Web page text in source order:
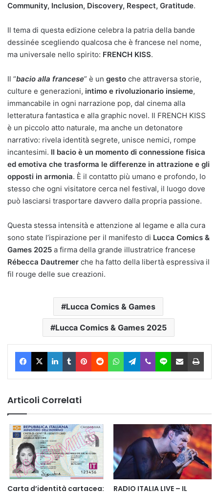
Community, Inclusion, Discovery, Respect, Gratitude.
Il tema di questa edizione celebra la patria della bande
dessinée scegliendo qualcosa che è francese nel nome,
ma universale nello spirito: FRENCH KISS.
Il “bacio alla francese” è un gesto che attraversa storie,
culture e generazioni, intimo e rivoluzionario insieme,
immancabile in ogni narrazione pop, dal cinema alla
letteratura fantastica e alla graphic novel. Il FRENCH KISS
è un piccolo atto naturale, ma anche un detonatore
narrativo: rivela identità segrete, unisce nemici, rompe
incantesimi. Il bacio è un momento di connessione fisica
ed emotiva che trasforma le differenze in attrazione e gli
opposti in armonia. È il contatto più umano e profondo, lo
stesso che ogni visitatore cerca nel festival, il luogo dove
può lasciarsi trasportare davvero dalla propria passione.
Questa stessa intensità e attenzione al legame e alla cura
sono state l’ispirazione per il manifesto di Lucca Comics &
Games 2025 a firma della grande illustratrice francese
Rébecca Dautremer che ha fatto della libertà espressiva il
fil rouge delle sue creazioni.
Lucca Comics & Games
Lucca Comics & Games 2025
Facebook
X LinkedIn
TumblrPinterest
RedditWhatsAppTelegram
ViberLine Condividi via Email
Articoli Correlati
Carta d’identità cartacea:
RADIO ITALIA LIVE – IL